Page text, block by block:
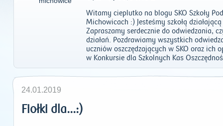
Witamy cieplutko na blogu SKO Szkoły
Michowicach :) Jesteśmy szkołą
Zapraszamy serdecznie do odwiedzania,
działań. Pozdrawiamy wszystkich
uczniów oszczędzających w SKO oraz ich
w Konkursie dla Szkolnych Kas
24.01.2019
Fiołki dla...:)